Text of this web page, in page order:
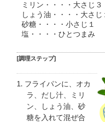
ミリン・・・・大さじ３
しょう油・・・・大さじ
砂糖・・・・小さじ１
塩・・・・ひとつまみ
[調理ステップ]
フライパンに、オカ
ラ、だし汁、ミリ
ン、しょう油、砂
糖を入れて混ぜ合